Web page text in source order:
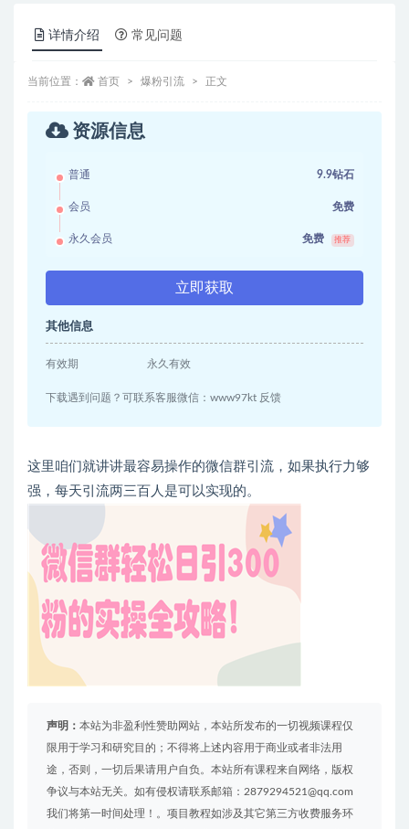
详情介绍 常见问题
当前位置： 首页 爆粉引流 正文
资源信息
普通 9.9钻石
会员 免费
永久会员 免费 推荐
立即获取
其他信息
有效期 永久有效
下载遇到问题？可联系客服微信：www97kt 反馈
这里咱们就讲讲最容易操作的微信群引流，如果执行力够
强，每天引流两三百人是可以实现的。
声明： 本站为非盈利性赞助网站，本站所发布的一切视频课程仅
限用于学习和研究目的；不得将上述内容用于商业或者非法用
途，否则，一切后果请用户自负。本站所有课程来自网络，版权
争议与本站无关。如有侵权请联系邮箱：2879294521@qq.com
我们将第一时间处理！。项目教程如涉及其它第三方收费服务环